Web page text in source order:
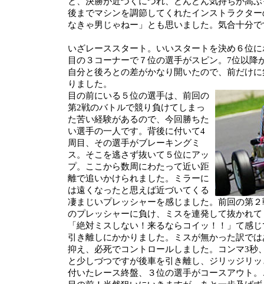
後までマシンを調節してくれたインストラクタ
なきゃ男じゃねー」とも思いました。気合十分
いざレーススタート。いいスタートを決め６位
目の３コーナーで７位の選手がスピン。7位以降
自分と後ろとの差がかなり開いたので、前だけ
りました。
目の前にいる５位の選手は、前回の
第2戦のバトルで競り負けてしまっ
た苦い経験があるので、今回勝ちた
い選手の一人です。背後に付いて4
周目、その選手がブレーキングミ
ス。そこを逃さず抜いて５位にアッ
プ。ここから数周にわたって近い距
離で追いかけられました。ミラーに
は遠くなったと思えば近づいてくる
凄まじいプレッシャーを感じました。前回の第
のプレッシャーに負け、ミスを連発して抜かれ
「絶対ミスしない！来るならコイッ！！」て感
引き離しにかかりました。ミスが無かった訳で
抑え、必死でコントロールしました。コンマ3秒
と少しづつですが後車を引き離し、ジリッジリ
付いたレース終盤、３位の選手がコースアウト